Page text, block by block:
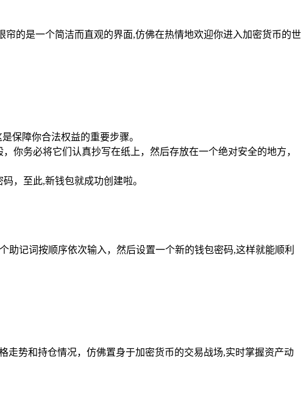
的是一个简洁而直观的界面,仿佛在热情地欢迎你进入加密货币的世
保障你合法权益的重要步骤。
你务必将它们认真抄写在纸上，然后存放在一个绝对安全的地方，
，至此,新钱包就成功创建啦。
助记词按顺序依次输入，然后设置一个新的钱包密码,这样就能顺利
势和持仓情况，仿佛置身于加密货币的交易战场,实时掌握资产动